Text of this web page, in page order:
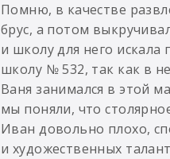
Помню, в качестве
брус, а потом
и школу для него
школу № 532, так как в
Ваня занимался в этой
мы поняли, что
Иван довольно плохо,
и художественных